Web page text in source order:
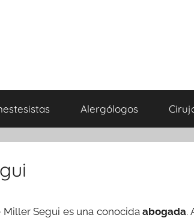
Alergólogos
Miller Segui es una conocidaabogada.